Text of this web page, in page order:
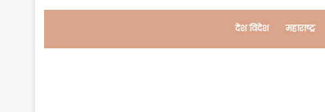
देश विदेश महाराष्ट्र